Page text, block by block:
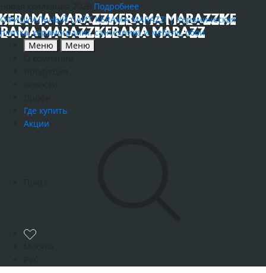
Подробнее
ОФИЦИАЛЬНЫЙ САЙТ KERAMA MARAZZI | Керамическая
плитка, керамогранит, сантехника и мебель, обои
Меню
Меню
Где купить
Акции